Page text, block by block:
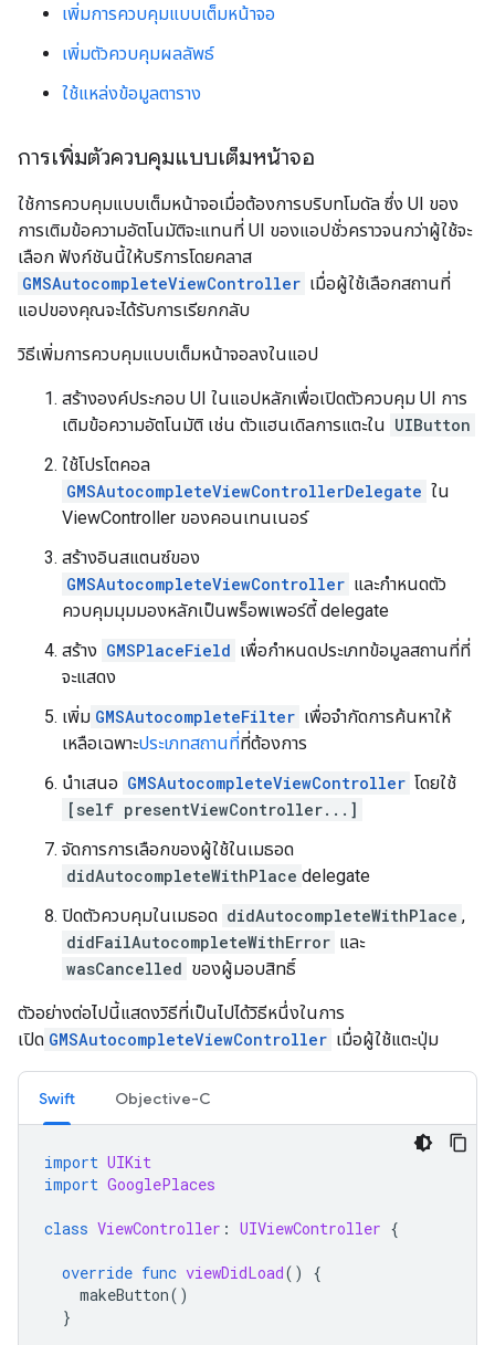
เพิ่มการควบคุมแบบเต็มหน้าจอ
เพิ่มตัวควบคุมผลลัพธ์
ใช้แหล่งข้อมูลตาราง
การเพิ่มตัวควบคุมแบบเต็มหน้าจอ
ใช้การควบคุมแบบเต็มหน้าจอเมื่อต้องการบริบทโมดัล ซึ่ง UI ของ
การเติมข้อความอัตโนมัติจะแทนที่ UI ของแอปชั่วคราวจนกว่าผู้ใช้จะ
เลือก ฟังก์ชันนี้ให้บริการโดยคลาส
GMSAutocompleteViewController เมื่อผู้ใช้เลือกสถานที่
แอปของคุณจะได้รับการเรียกกลับ
วิธีเพิ่มการควบคุมแบบเต็มหน้าจอลงในแอป
สร้างองค์ประกอบ UI ในแอปหลักเพื่อเปิดตัวควบคุม UI การ
เติมข้อความอัตโนมัติ เช่น ตัวแฮนเดิลการแตะใน UIButton
ใช้โปรโตคอล
GMSAutocompleteViewControllerDelegate ใน
ViewController ของคอนเทนเนอร์
สร้างอินสแตนซ์ของ
GMSAutocompleteViewController และกำหนดตัว
ควบคุมมุมมองหลักเป็นพร็อพเพอร์ตี้ delegate
สร้าง GMSPlaceField เพื่อกำหนดประเภทข้อมูลสถานที่ที่
จะแสดง
เพิ่ม GMSAutocompleteFilter เพื่อจำกัดการค้นหาให้
เหลือเฉพาะประเภทสถานที่ที่ต้องการ
นำเสนอ GMSAutocompleteViewController โดยใช้
[self presentViewController...]
จัดการการเลือกของผู้ใช้ในเมธอด
didAutocompleteWithPlace delegate
ปิดตัวควบคุมในเมธอด didAutocompleteWithPlace ,
didFailAutocompleteWithError และ
wasCancelled ของผู้มอบสิทธิ์
ตัวอย่างต่อไปนี้แสดงวิธีที่เป็นไปได้วิธีหนึ่งในการ
เปิด GMSAutocompleteViewController เมื่อผู้ใช้แตะปุ่ม
Swift Objective-C
import UIKit
import GooglePlaces
class ViewController : UIViewController {
override func viewDidLoad()
{
makeButton()
}